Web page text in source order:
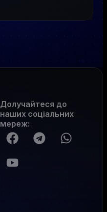
Долучайтеся до
наших соціальних
мереж: